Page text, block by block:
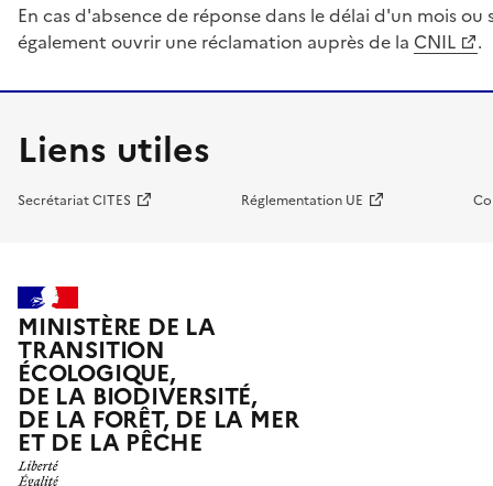
En cas d'absence de réponse dans le délai d'un mois
également ouvrir une réclamation auprès de la CNIL .
Liens utiles
Secrétariat CITES Réglementation UE
MINISTÈRE DE LA
TRANSITION
ÉCOLOGIQUE,
DE LA BIODIVERSITÉ,
DE LA FORÊT, DE LA MER
ET DE LA PÊCHE